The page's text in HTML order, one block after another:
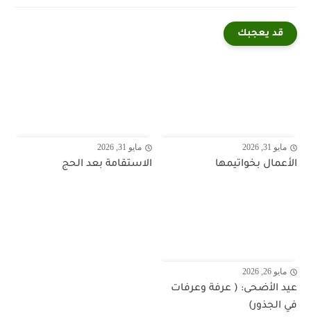
قد يعجبك
مايو 31, 2026
الأعمال بخواتيمها
مايو 31, 2026
الاستقامة بعد الحج
مايو 26, 2026
عيد الأضحى: ( عرفة وعرفات
في الجذور)